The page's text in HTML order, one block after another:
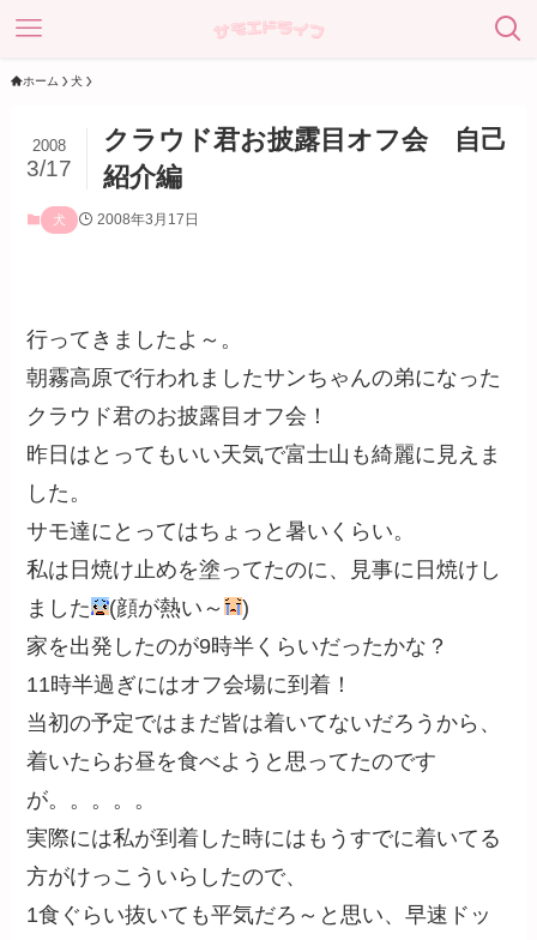
ホーム 犬
クラウド君お披露目オフ会 自己
紹介編
2008
3/17
犬 2008年3月17日
行ってきましたよ～。
朝霧高原で行われましたサンちゃんの弟になった
クラウド君のお披露目オフ会！
昨日はとってもいい天気で富士山も綺麗に見えま
した。
サモ達にとってはちょっと暑いくらい。
私は日焼け止めを塗ってたのに、見事に日焼けし
ました
(顔が熱い～
)
家を出発したのが9時半くらいだったかな？
11時半過ぎにはオフ会場に到着！
当初の予定ではまだ皆は着いてないだろうから、
着いたらお昼を食べようと思ってたのです
が。。。。。
実際には私が到着した時にはもうすでに着いてる
方がけっこういらしたので、
1食ぐらい抜いても平気だろ～と思い、早速ドッ